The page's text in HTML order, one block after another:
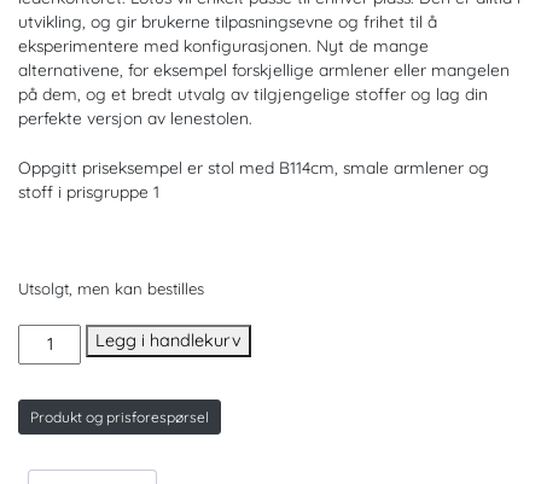
utvikling, og gir brukerne tilpasningsevne og frihet til å
eksperimentere med konfigurasjonen. Nyt de mange
alternativene, for eksempel forskjellige armlener eller mangelen
på dem, og et bredt utvalg av tilgjengelige stoffer og lag din
perfekte versjon av lenestolen.
Oppgitt priseksempel er stol med B114cm, smale armlener og
stoff i prisgruppe 1
Utsolgt, men kan bestilles
Lotus
Loungestol
Legg i handlekurv
Produkt og prisforespørsel